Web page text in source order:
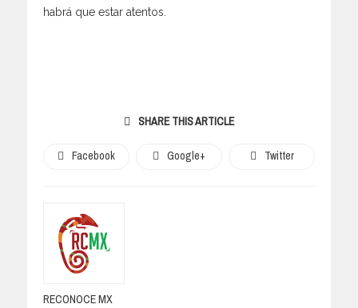
habrá que estar atentos.
SHARE THIS ARTICLE
Facebook Google+ Twitter
RECONOCE MX